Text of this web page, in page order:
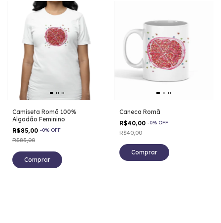
Camiseta Romã 100%
Algodão Feminino
R$85,00 -0% OFF
R$85,00
Comprar
Caneca Romã
R$40,00 -0% OFF
R$40,00